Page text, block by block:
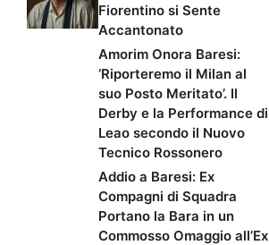
Fiorentino si Sente
Accantonato
Amorim Onora Baresi:
‘Riporteremo il Milan al
suo Posto Meritato’. Il
Derby e la Performance di
Leao secondo il Nuovo
Tecnico Rossonero
Addio a Baresi: Ex
Compagni di Squadra
Portano la Bara in un
Commosso Omaggio all’Ex